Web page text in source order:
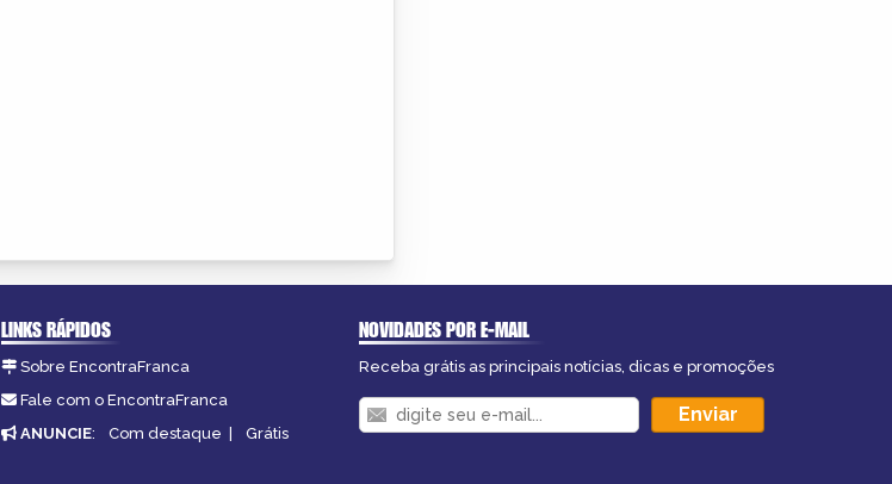
LINKS RÁPIDOS
Sobre EncontraFranca
Fale com o EncontraFranca
ANUNCIE: Com destaque | Grátis
NOVIDADES POR E-MAIL
Receba grátis as principais notícias, dicas e promoções